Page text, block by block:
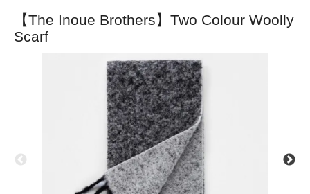
【The Inoue Brothers】Two Colour Woolly
Scarf